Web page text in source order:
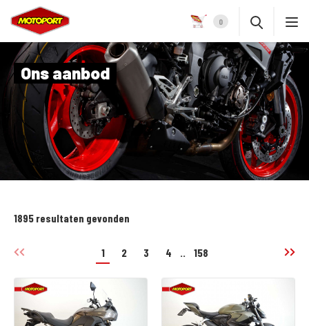
0
Ons aanbod
1895 resultaten gevonden
1 2 3 4 .. 158